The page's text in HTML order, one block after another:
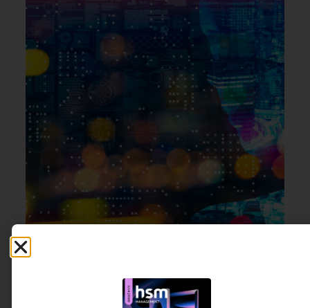
INOVAÇÃO & ESTRATÉGIA
Empresas preparadas para a próxima